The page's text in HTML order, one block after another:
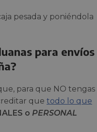
para envíos
para que NO tengas
que todo lo que
o PERSONAL